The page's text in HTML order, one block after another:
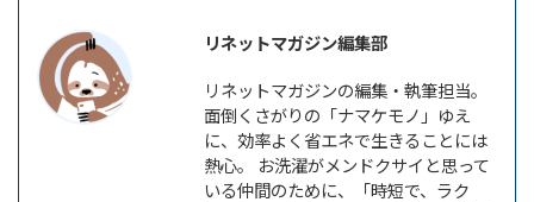
リネットマガジン編集部
リネットマガジンの編集・執筆担当。
面倒くさがりの「ナマケモノ」ゆえ
に、効率よく省エネで生きることには
熱心。 お洗濯がメンドクサイと思って
いる仲間のために、「時短で、ラク